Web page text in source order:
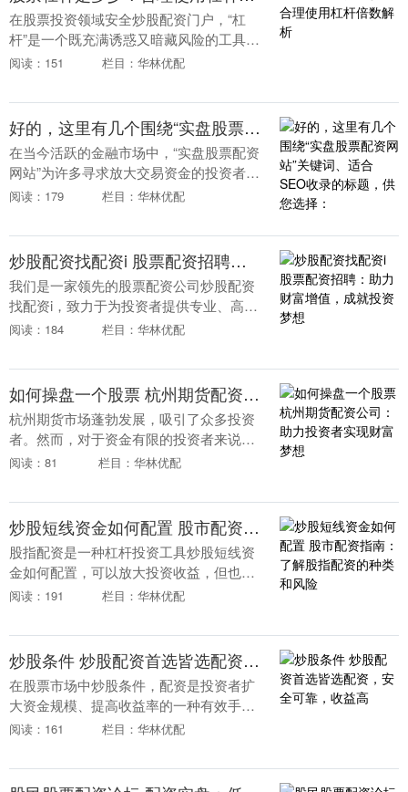
在股票投资领域安全炒股配资门户，“杠
杆”是一个既充满诱惑又暗藏风险的工具。
许多投资者听说过杠杆交易，但并不完全
深入解析股票杠....
阅读：151 栏目：华林优配
好的，这里有几个围绕“实盘股票配资网站”关键词、适合SEO收录的标题，供您选择：
在当今活跃的金融市场中，“实盘股票配资
网站”为许多寻求放大交易资金的投资者提
供了可能性。然而，面对网络上琳琅满目
择中筛选出安....
阅读：179 栏目：华林优配
炒股配资找配资i 股票配资招聘：助力财富增值，成就投资梦想
我们是一家领先的股票配资公司炒股配资
找配资i，致力于为投资者提供专业、高效
的配资服务。我们正在寻找有志之士加入
值。 * **放....
阅读：184 栏目：华林优配
如何操盘一个股票 杭州期货配资公司：助力投资者实现财富梦想
杭州期货市场蓬勃发展，吸引了众多投资
者。然而，对于资金有限的投资者来说，
期货交易往往面临资金瓶颈。杭州期货配
杆，助力其实现财富....
阅读：81 栏目：华林优配
炒股短线资金如何配置 股市配资指南：了解股指配资的种类和风险
股指配资是一种杠杆投资工具炒股短线资
金如何配置，可以放大投资收益，但也伴
随更高的风险。了解不同类型的股指配资
资平台经过严格....
阅读：191 栏目：华林优配
炒股条件 炒股配资首选皆选配资，安全可靠，收益高
在股票市场中炒股条件，配资是投资者扩
大资金规模、提高收益率的一种有效手
段。然而，选择一家安全可靠、收益高的
杆资金，放大投资....
阅读：161 栏目：华林优配